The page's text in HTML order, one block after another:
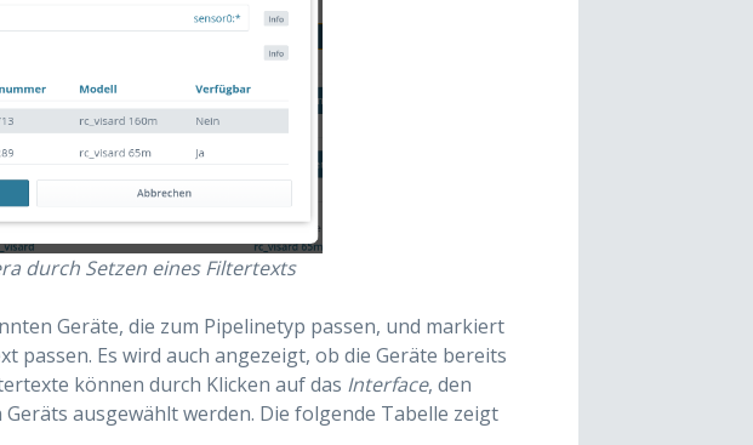
durch Setzen eines Filtertexts
Geräte, die zum Pipelinetyp passen, und markiert
passen. Es wird auch angezeigt, ob die Geräte bereits
können durch Klicken auf das Interface, den
ausgewählt werden. Die folgende Tabelle zeigt